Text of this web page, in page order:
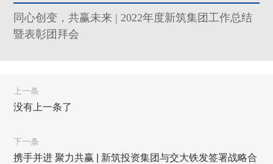
同心创变，共赢未来 | 2022年度新筑集团工作总结
暨表彰团拜会
上一条
没有上一条了
下一条
携手并进 聚力共赢 | 新筑投资集团与交大铁发签署战略合